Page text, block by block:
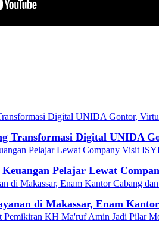
Transformasi Digital UNIDA
Pelajar Lewat
di Makassar, Enam